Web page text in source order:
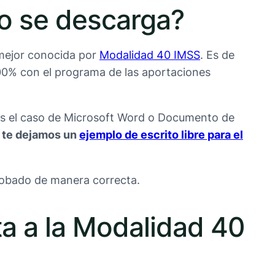
se descarga?
conocida por Modalidad 40 IMSS. Es de
con el programa de las aportaciones
el caso de Microsoft Word o Documento de
te dejamos unejemplo de escrito libre para el
de manera correcta.
a la Modalidad 40